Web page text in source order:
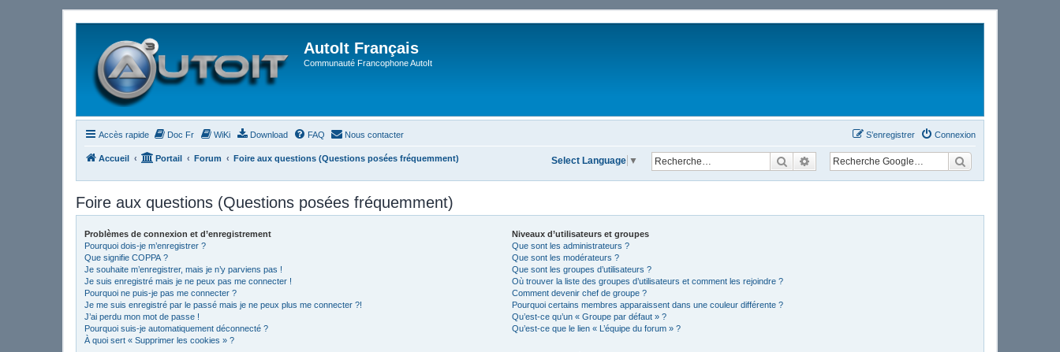
AutoIt Français
Communauté Francophone AutoIt
Accès rapide Doc Fr WiKi Download FAQ Nous contacter Connexion
S’enregistrer
Accueil Portail Forum Foire aux questions (Questions posées fréquemment) RechercherRecherche avancée
Select Language ▼
Foire aux questions (Questions posées fréquemment)
Problèmes de connexion et d’enregistrement
Pourquoi dois-je m’enregistrer ?
Que signifie COPPA ?
Je souhaite m’enregistrer, mais je n’y parviens pas !
Je suis enregistré mais je ne peux pas me connecter !
Pourquoi ne puis-je pas me connecter ?
Je me suis enregistré par le passé mais je ne peux plus me connecter ?!
J’ai perdu mon mot de passe !
Pourquoi suis-je automatiquement déconnecté ?
À quoi sert « Supprimer les cookies » ?
Niveaux d’utilisateurs et groupes
Que sont les administrateurs ?
Que sont les modérateurs ?
Que sont les groupes d’utilisateurs ?
Où trouver la liste des groupes d’utilisateurs et comment les rejoindre ?
Comment devenir chef de groupe ?
Pourquoi certains membres apparaissent dans une couleur différente ?
Qu’est-ce qu’un « Groupe par défaut » ?
Qu’est-ce que le lien « L’équipe du forum » ?